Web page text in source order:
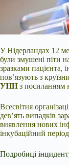
У Нідерландах 12
були змушені піти
зразками пацієнта,
пов’язують з
УННз посиланням
Всесвітня
дев’ять випадків
виявлення нових
інкубаційний
Подробиці